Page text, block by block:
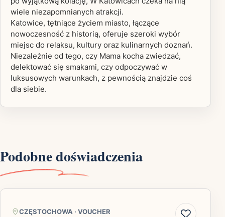
wiele niezapomnianych atrakcji.
Katowice, tętniące życiem miasto, łączące
nowoczesność z historią, oferuje szeroki wybór
miejsc do relaksu, kultury oraz kulinarnych doznań.
Niezależnie od tego, czy Mama kocha zwiedzać,
delektować się smakami, czy odpoczywać w
luksusowych warunkach, z pewnością znajdzie coś
dla siebie.
Podobne doświadczenia
CZĘSTOCHOWA · VOUCHER